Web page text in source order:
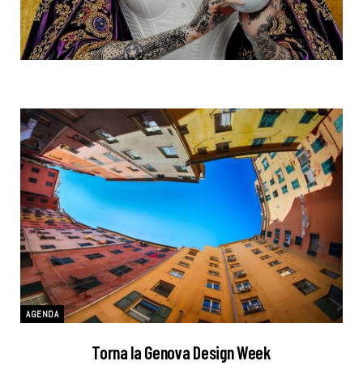
AGENDA
Torna la Genova Design Week